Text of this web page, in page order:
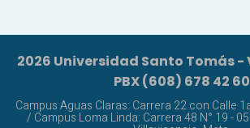
2026 Universidad Santo Tomás
PBX (608) 678 42 60
Campus Aguas Claras: Carrera 22 con Calle
/ Campus Loma Linda: Carrera 48 N° 19 -